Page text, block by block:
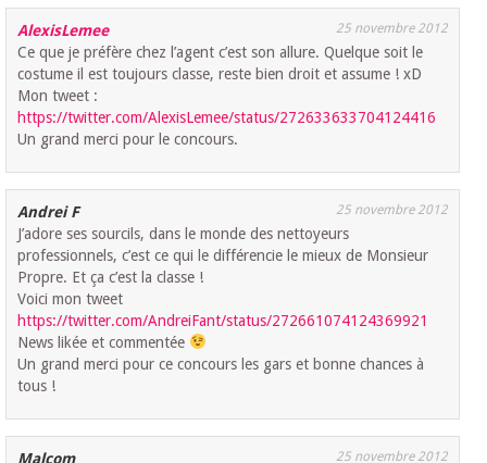
AlexisLemee 25 novembre 2012
Ce que je préfère chez l’agent c’est son allure. Quelque soit le
costume il est toujours classe, reste bien droit et assume ! xD
Mon tweet :
https://twitter.com/AlexisLemee/status/272633633704124416
Un grand merci pour le concours.
Andrei F 25 novembre 2012
J’adore ses sourcils, dans le monde des nettoyeurs
professionnels, c’est ce qui le différencie le mieux de Monsieur
Propre. Et ça c’est la classe !
Voici mon tweet
https://twitter.com/AndreiFant/status/272661074124369921
News likée et commentée
Un grand merci pour ce concours les gars et bonne chances à
tous !
Malcom 25 novembre 2012